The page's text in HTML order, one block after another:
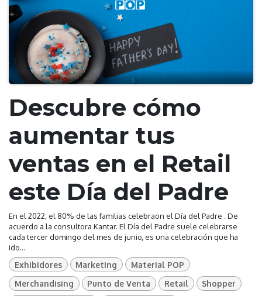
Descubre cómo
aumentar tus
ventas en el Retail
este Día del Padre
En el 2022, el 80% de las familias celebraon el Día del Padre . De
acuerdo a la consultora Kantar. El Día del Padre suele celebrarse
cada tercer domingo del mes de junio, es una celebración que ha
ido...
Exhibidores Marketing
Material POP
Merchandising
Punto de Venta Retail
Shopper